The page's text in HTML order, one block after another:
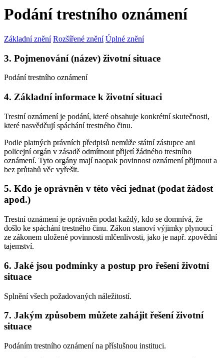
Podání trestního oznámení
Základní znění Rozšířené znění Úplné znění
3. Pojmenování (název) životní situace
Podání trestního oznámení
4. Základní informace k životní situaci
Trestní oznámení je podání, které obsahuje konkrétní skutečnosti,
které nasvědčují spáchání trestného činu.
Podle platných právních předpisů nemůže státní zástupce ani
policejní orgán v zásadě odmítnout přijetí žádného trestního
oznámení. Tyto orgány mají naopak povinnost oznámení přijmout a
bez průtahů věc vyřešit.
5. Kdo je oprávněn v této věci jednat (podat žádost
apod.)
Trestní oznámení je oprávněn podat každý, kdo se domnívá, že
došlo ke spáchání trestného činu. Zákon stanoví výjimky plynoucí
ze zákonem uložené povinnosti mlčenlivosti, jako je např. zpovědní
tajemství.
6. Jaké jsou podmínky a postup pro řešení životní
situace
Splnění všech požadovaných náležitostí.
7. Jakým způsobem můžete zahájit řešení životní
situace
Podáním trestního oznámení na příslušnou instituci.